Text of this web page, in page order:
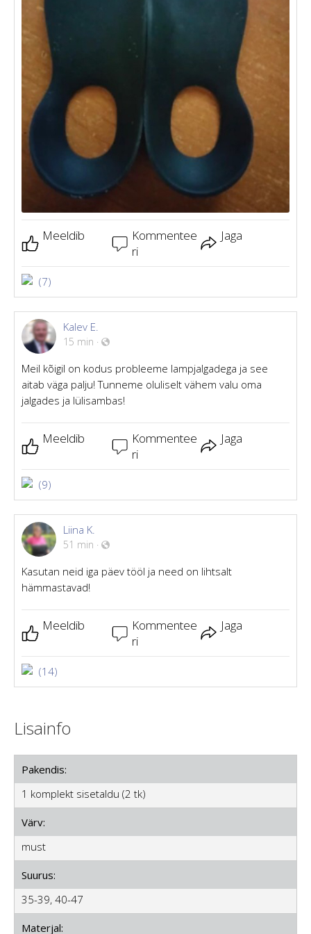
Meeldib
Kommentee
ri
Jaga
(7)
Kalev E.
15 min ·
Meil kõigil on kodus probleeme lampjalgadega ja see
aitab väga palju! Tunneme oluliselt vähem valu oma
jalgades ja lülisambas!
Meeldib
Kommentee
ri
Jaga
(9)
Liina K.
51 min ·
Kasutan neid iga päev tööl ja need on lihtsalt
hämmastavad!
Meeldib
Kommentee
ri
Jaga
(14)
Lisainfo
Pakendis:
1 komplekt sisetaldu (2 tk)
Värv:
must
Suurus:
35-39, 40-47
Materjal: